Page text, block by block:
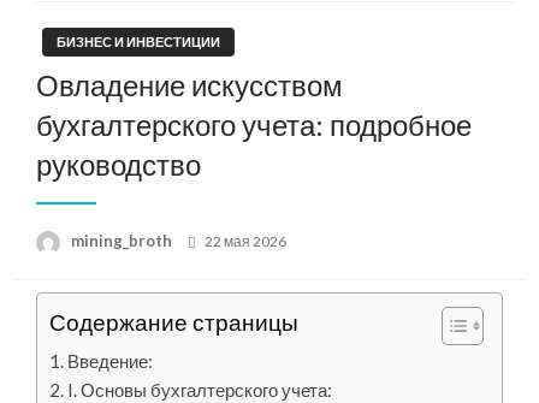
БИЗНЕС И ИНВЕСТИЦИИ
Овладение искусством
бухгалтерского учета: подробное
руководство
mining_broth
Posted
22 мая 2026
Содержание страницы
Введение:
I. Основы бухгалтерского учета: